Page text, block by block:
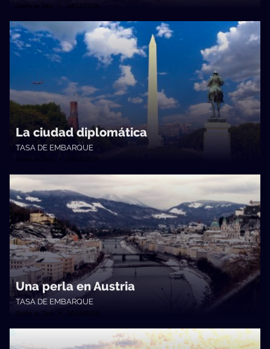
Quién te Dice • 24/11/2025
La ciudad diplomática
TASA DE EMBARQUE
Quién te Dice • 03/11/2025
Una perla en Austria
TASA DE EMBARQUE
Quién te Dice • 20/10/2025